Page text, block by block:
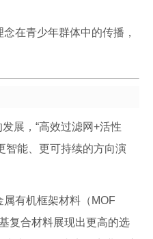
念在青少年群体中的传播，
展，“高效过滤网+活性
智能、更可持续的方向演
属有机框架材料（MOF
复合材料展现出更高的选